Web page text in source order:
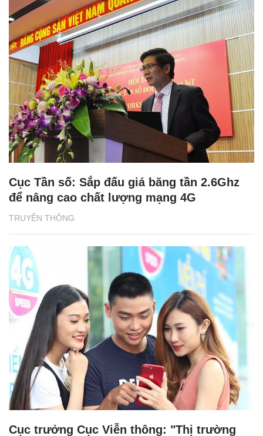
TRUYỀN THÔNG
Cục Tần số: Sắp đấu giá băng tần 2.6Ghz
để nâng cao chất lượng mạng 4G
Cục trưởng Cục Viễn thông: "Thị trường